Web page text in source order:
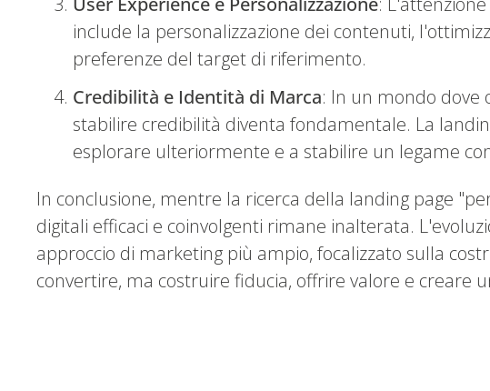
include la personalizzazione dei contenuti,
preferenze del target di riferimento.
Credibilità e Identità di Marca: In un mondo dove
stabilire credibilità diventa fondamentale. La
esplorare ulteriormente e a stabilire un legame
In conclusione, mentre la ricerca della landing page
digitali efficaci e coinvolgenti rimane inalterata.
approccio di marketing più ampio, focalizzato sulla
convertire, ma costruire fiducia, offrire valore e creare